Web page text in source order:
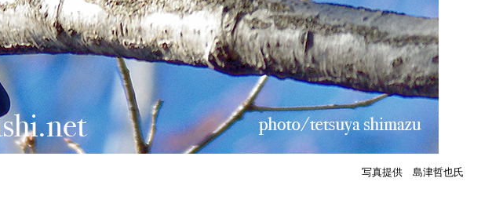
写真提供 島津哲也氏